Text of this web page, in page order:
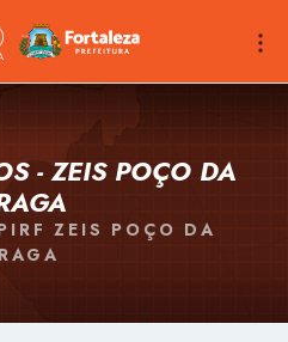
- ZEIS POÇO DA
ZEIS POÇO DA